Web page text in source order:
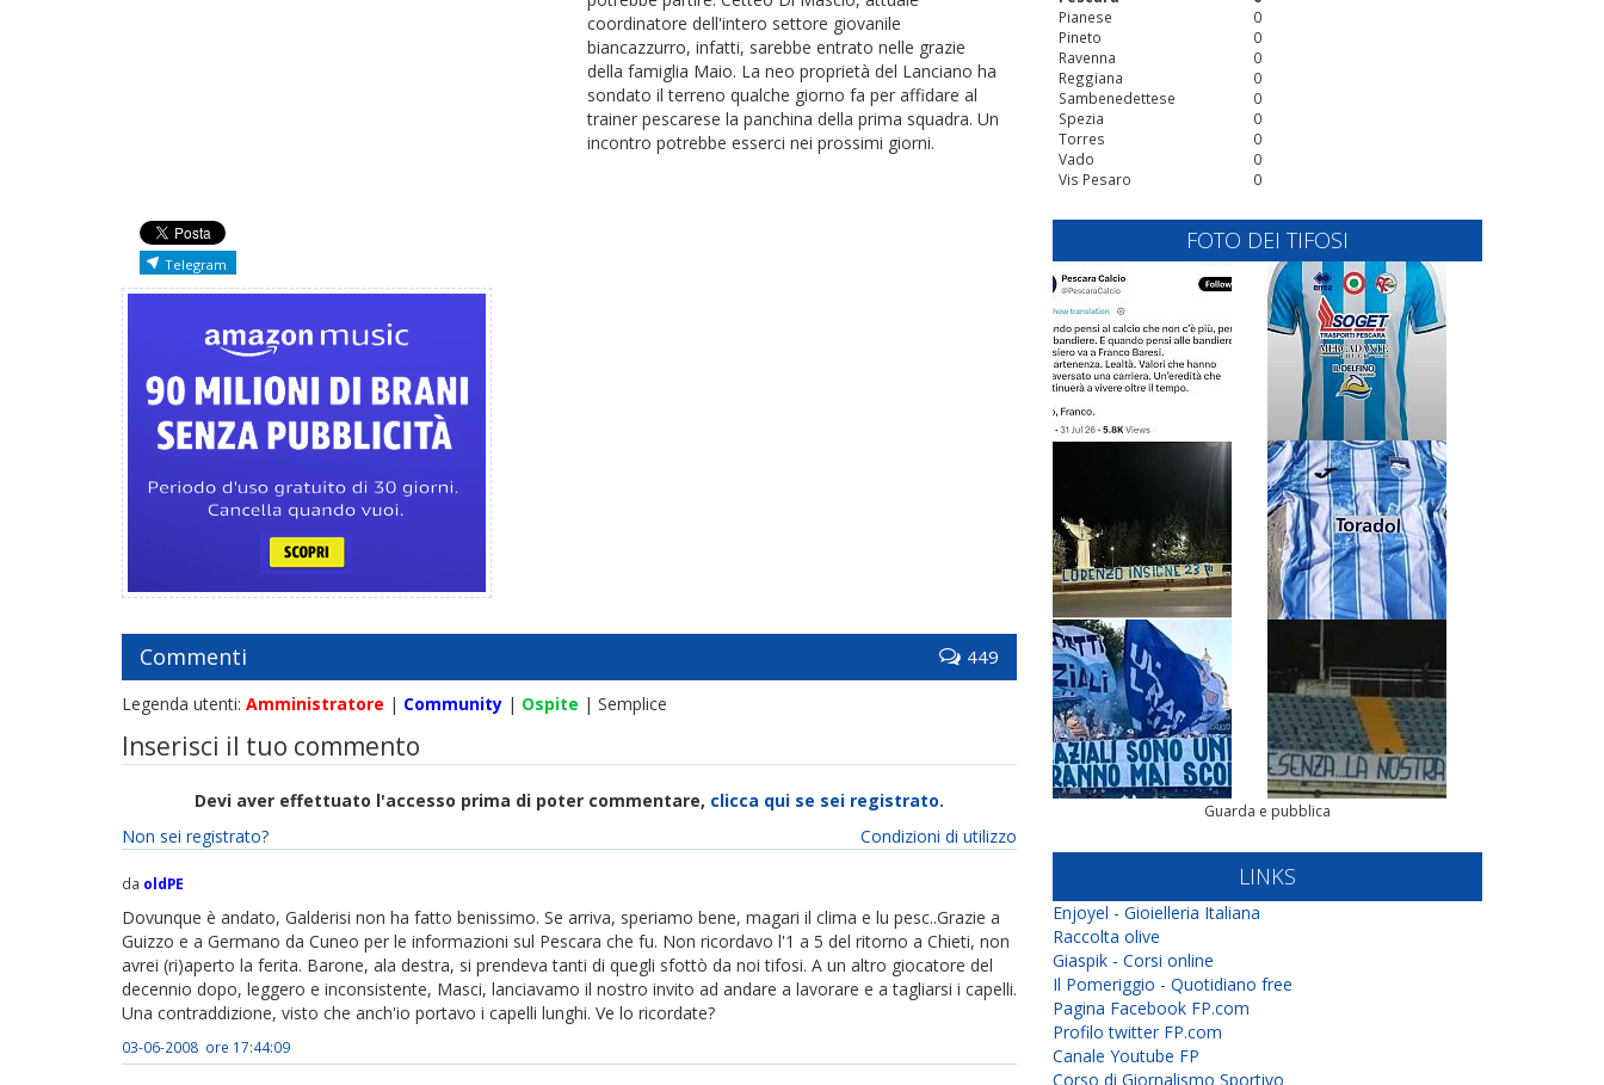
coordinatore dell'intero settore giovanile
biancazzurro, infatti, sarebbe entrato nelle grazie
della famiglia Maio. La neo proprietà del Lanciano ha
sondato il terreno qualche giorno fa per affidare al
trainer pescarese la panchina della prima squadra. Un
incontro potrebbe esserci nei prossimi giorni.
Telegram
Commenti 449
Legenda utenti: Amministratore | Community | Ospite | Semplice
Inserisci il tuo commento
Devi aver effettuato l'accesso prima di poter commentare, clicca qui se sei registrato.
Condizioni di utilizzo
Non sei registrato?
da oldPE
Dovunque è andato, Galderisi non ha fatto benissimo. Se arriva, speriamo bene, magari il clima e lu pesc..Grazie a
Guizzo e a Germano da Cuneo per le informazioni sul Pescara che fu. Non ricordavo l'1 a 5 del ritorno a Chieti, non
avrei (ri)aperto la ferita. Barone, ala destra, si prendeva tanti di quegli sfottò da noi tifosi. A un altro giocatore del
decennio dopo, leggero e inconsistente, Masci, lanciavamo il nostro invito ad andare a lavorare e a tagliarsi i capelli.
Una contraddizione, visto che anch'io portavo i capelli lunghi. Ve lo ricordate?
03-06-2008 ore 17:44:09
0
Pianese
0
Pineto
0
Ravenna
0
Reggiana
0
Sambenedettese
0
Spezia
0
Torres
0
Vado
0
Vis Pesaro
FOTO DEI TIFOSI
Guarda e pubblica
LINKS
Enjoyel - Gioielleria Italiana
Raccolta olive
Giaspik - Corsi online
Il Pomeriggio - Quotidiano free
Pagina Facebook FP.com
Profilo twitter FP.com
Canale Youtube FP
Corso di Giornalismo Sportivo